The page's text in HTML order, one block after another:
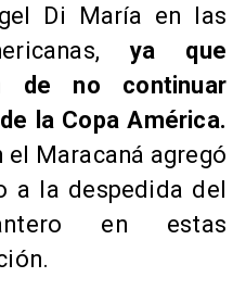
Di María en las
ya que
de no continuar
la Copa América.
Maracaná agregó
a la despedida del
en estas